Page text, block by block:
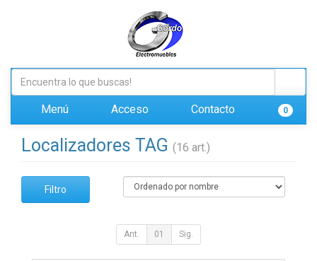
Menú Acceso Contacto 0
Localizadores TAG (16 art.)
Filtro
Ant. 01 Sig.